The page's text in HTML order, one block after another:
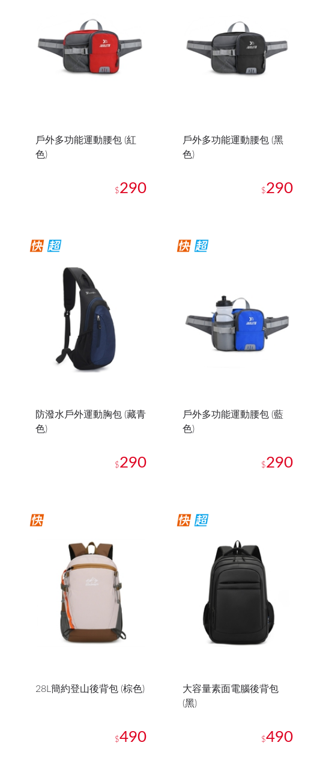
戶外多功能運動腰包 (紅
色)
$290
戶外多功能運動腰包 (黑
色)
$290
防潑水戶外運動胸包 (藏青
色)
$290
戶外多功能運動腰包 (藍
色)
$290
28L簡約登山後背包 (棕色)
$490
大容量素面電腦後背包
(黑)
$490